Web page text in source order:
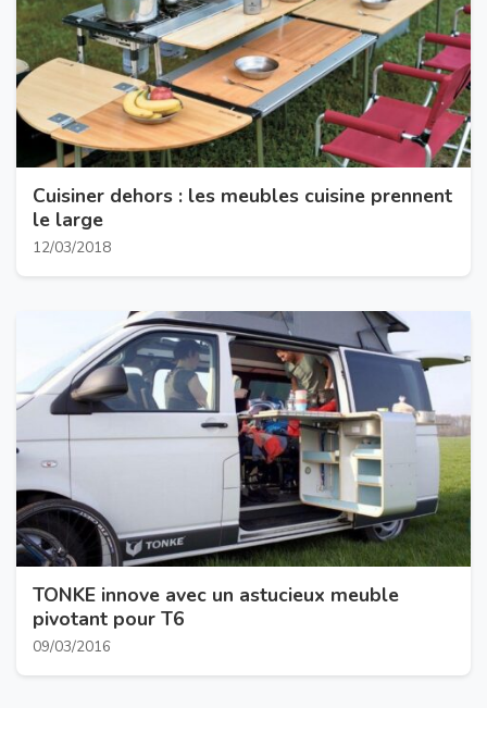
Cuisiner dehors : les meubles cuisine prennent
le large
12/03/2018
TONKE innove avec un astucieux meuble
pivotant pour T6
09/03/2016